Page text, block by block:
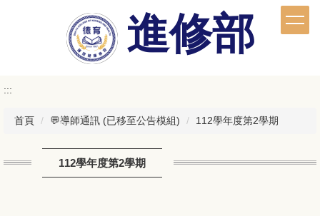
進修部
:::
首頁 💬導師通訊 (已移至公告模組) 112學年度第2學期
112學年度第2學期